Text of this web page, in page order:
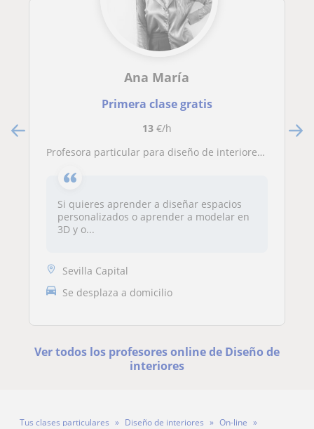
Ana María
Primera clase gratis
13€/h
Profesora particular para diseño de interiores en programas 3D y renders
Si quieres aprender a diseñar espacios
personalizados o aprender a modelar en
3D y o...
Sevilla Capital
Se desplaza a domicilio
Ver todos los profesores online de Diseño de
interiores
Tus clases particulares Diseño de interiores
On-line